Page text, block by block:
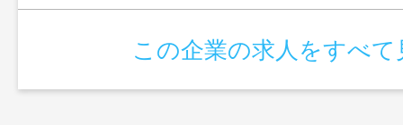
この企業の求人をすべて